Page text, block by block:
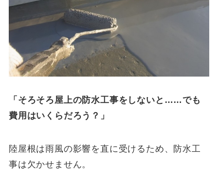
「そろそろ屋上の防水工事をしないと……でも
費用はいくらだろう？」
陸屋根は雨風の影響を直に受けるため、防水工
事は欠かせません。